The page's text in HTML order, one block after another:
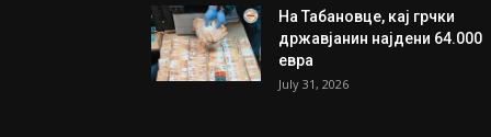
Трамп: Постигнат е
договор за целосно
разоружување на Хамас
July 31, 2026